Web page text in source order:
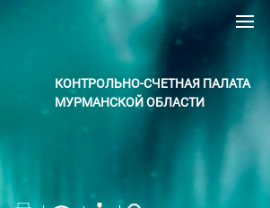
КОНТРОЛЬНО-СЧЕТНАЯ ПАЛАТА
МУРМАНСКОЙ ОБЛАСТИ